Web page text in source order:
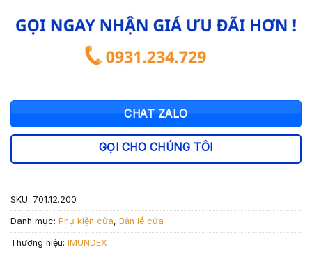
là:
130.000 ₫.
tại
là:
91.000 ₫.
CHAT ZALO
GỌI CHO CHÚNG TÔI
SKU: 701.12.200
Danh mục: Phụ kiện cửa, Bản lề cửa
Thương hiệu: IMUNDEX